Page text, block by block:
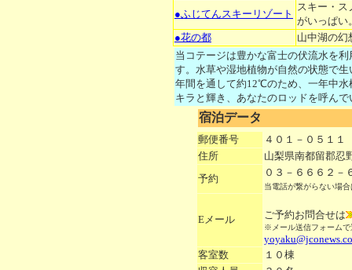
●ふじてんスキーリゾート
スキー・ス
がいっぱい
●花の都
山中湖の幻
当コテージは豊かな富士の伏流水を利
す。水草や湿地植物が自然の状態で
年間を通して約12℃のため、一年中
キラと輝き、あなたのロッドを呼んで
宿泊データ
郵便番号
４０１－０５１１
住所
山梨県南都留郡忍
予約
０３－６６６２
当電話が繋がらない場合
Eメール ご予約お問合せは
※メール送信フォームで
客室数
１０棟